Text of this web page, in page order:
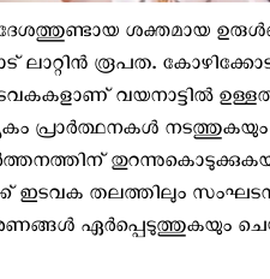
ശക്തമായ
ലാറ്റിന്‍ രൂപത.
വയനാട്ടില്‍
പ്രാർത്ഥനകൾ നടത്തുകയും
ഇടവക തലത്തിലും
ഏർപ്പെടുത്തുകയും